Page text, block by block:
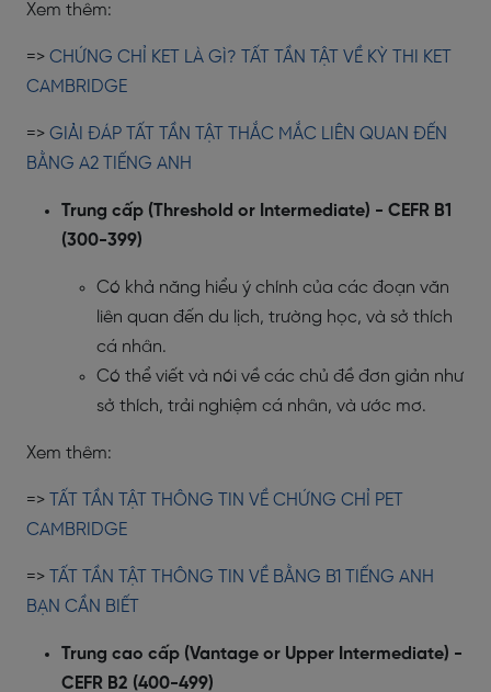
Xem thêm:
=> CHỨNG CHỈ KET LÀ GÌ? TẤT TẦN TẬT VỀ KỲ THI KET
CAMBRIDGE
=> GIẢI ĐÁP TẤT TẦN TẬT THẮC MẮC LIÊN QUAN ĐẾN
BẰNG A2 TIẾNG ANH
Trung cấp (Threshold or Intermediate) - CEFR B1
(300-399)
Có khả năng hiểu ý chính của các đoạn văn
liên quan đến du lịch, trường học, và sở thích
cá nhân.
Có thể viết và nói về các chủ đề đơn giản như
sở thích, trải nghiệm cá nhân, và ước mơ.
Xem thêm:
=>
TẤT TẦN TẬT THÔNG TIN VỀ CHỨNG CHỈ PET
CAMBRIDGE
=>
TẤT TẦN TẬT THÔNG TIN VỀ BẰNG B1 TIẾNG ANH
BẠN CẦN BIẾT
Trung cao cấp (Vantage or Upper Intermediate) -
CEFR B2 (400-499)